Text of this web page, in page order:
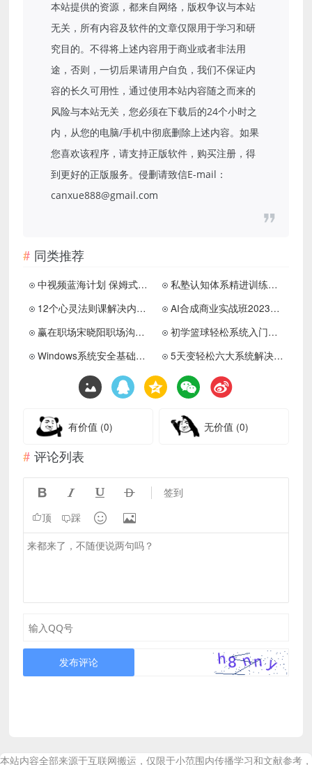
本站提供的资源，都来自网络，版权争议与本站
无关，所有内容及软件的文章仅限用于学习和研
究目的。不得将上述内容用于商业或者非法用
途，否则，一切后果请用户自负，我们不保证内
容的长久可用性，通过使用本站内容随之而来的
风险与本站无关，您必须在下载后的24个小时之
内，从您的电脑/手机中彻底删除上述内容。如果
您喜欢该程序，请支持正版软件，购买注册，得
到更好的正版服务。侵删请致信E-mail：
canxue888@gmail.com
同类推荐
中视频蓝海计划 保姆式教学 任何人都能做到
私塾认知体系精进训练营课程
12个心灵法则课解决内心问题
AI合成商业实战班2023年AIGC
赢在职场宋晓阳职场沟通课
初学篮球轻松系统入门学生课程
Windows系统安全基础讲堂
5天变轻松六大系统解决高敏感
有价值 (0) 无价值 (0)
评论列表
    签到
顶 踩  
发布评论
本站内容全部来源于互联网搬运，仅限于小范围内传播学习和文献参考，